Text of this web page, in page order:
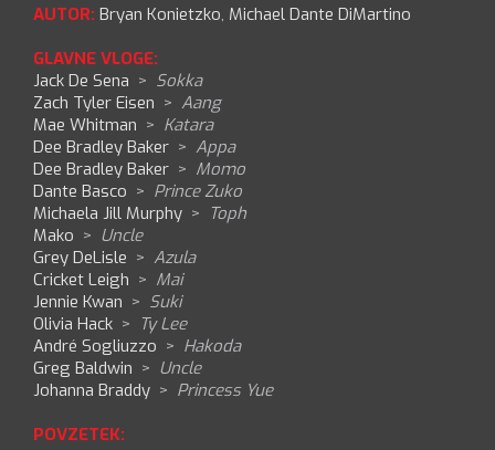
AUTOR: Bryan Konietzko, Michael Dante DiMartino
GLAVNE VLOGE:
Jack De Sena > Sokka
Zach Tyler Eisen > Aang
Mae Whitman > Katara
Dee Bradley Baker > Appa
Dee Bradley Baker > Momo
Dante Basco > Prince Zuko
Michaela Jill Murphy > Toph
Mako > Uncle
Grey DeLisle > Azula
Cricket Leigh > Mai
Jennie Kwan > Suki
Olivia Hack > Ty Lee
André Sogliuzzo > Hakoda
Greg Baldwin > Uncle
Johanna Braddy > Princess Yue
POVZETEK: